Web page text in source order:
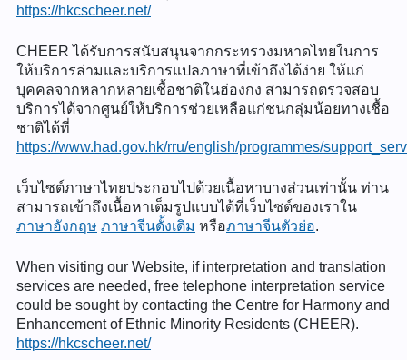
https://hkcscheer.net/
CHEER ได้รับการสนับสนุนจากกระทรวงมหาดไทยในการ
ให้บริการล่ามและบริการแปลภาษาที่เข้าถึงได้ง่าย ให้แก่
บุคคลจากหลากหลายเชื้อชาติในฮ่องกง สามารถตรวจสอบ
บริการได้จากศูนย์ให้บริการช่วยเหลือแก่ชนกลุ่มน้อยทางเชื้อ
ชาติได้ที่
https://www.had.gov.hk/rru/english/programmes/
เว็บไซต์ภาษาไทยประกอบไปด้วยเนื้อหาบางส่วนเท่านั้น ท่าน
สามารถเข้าถึงเนื้อหาเต็มรูปแบบได้ที่เว็บไซต์ของเราใน
ภาษาอังกฤษ ภาษาจีนดั้งเดิม หรือภาษาจีนตัวย่อ.
When visiting our Website, if interpretation and translation
services are needed, free telephone interpretation service
could be sought by contacting the Centre for Harmony and
Enhancement of Ethnic Minority Residents (CHEER).
https://hkcscheer.net/